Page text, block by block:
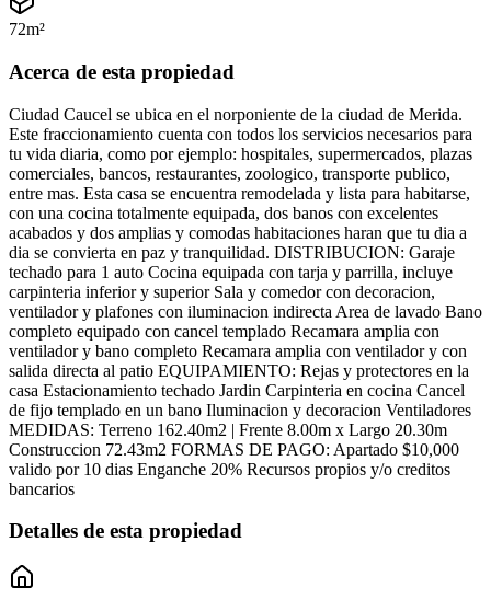
72m²
Acerca de esta propiedad
Ciudad Caucel se ubica en el norponiente de la ciudad de Merida.
Este fraccionamiento cuenta con todos los servicios necesarios para
tu vida diaria, como por ejemplo: hospitales, supermercados, plazas
comerciales, bancos, restaurantes, zoologico, transporte publico,
entre mas. Esta casa se encuentra remodelada y lista para habitarse,
con una cocina totalmente equipada, dos banos con excelentes
acabados y dos amplias y comodas habitaciones haran que tu dia a
dia se convierta en paz y tranquilidad. DISTRIBUCION: Garaje
techado para 1 auto Cocina equipada con tarja y parrilla, incluye
carpinteria inferior y superior Sala y comedor con decoracion,
ventilador y plafones con iluminacion indirecta Area de lavado Bano
completo equipado con cancel templado Recamara amplia con
ventilador y bano completo Recamara amplia con ventilador y con
salida directa al patio EQUIPAMIENTO: Rejas y protectores en la
casa Estacionamiento techado Jardin Carpinteria en cocina Cancel
de fijo templado en un bano Iluminacion y decoracion Ventiladores
MEDIDAS: Terreno 162.40m2 | Frente 8.00m x Largo 20.30m
Construccion 72.43m2 FORMAS DE PAGO: Apartado $10,000
valido por 10 dias Enganche 20% Recursos propios y/o creditos
bancarios
Detalles de esta propiedad